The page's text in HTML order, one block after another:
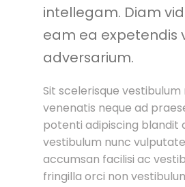
intellegam. Diam
eam ea expetendis
adversarium.
Sit scelerisque
venenatis neque ad
potenti adipiscing blandit
vestibulum nunc
accumsan facilisi ac
fringilla orci non